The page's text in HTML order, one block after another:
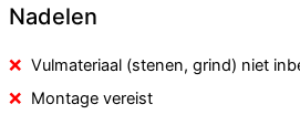
Nadelen
Vulmateriaal (stenen, grind) niet
Montage vereist